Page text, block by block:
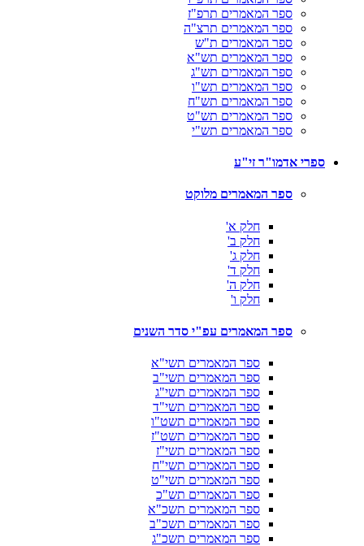
ספר המאמרים תרפ"ז
ספר המאמרים תרצ"ה
ספר המאמרים ת"ש
ספר המאמרים תש"א
ספר המאמרים תש"ג
ספר המאמרים תש"ו
ספר המאמרים תש"ח
ספר המאמרים תש"ט
ספר המאמרים תש"י
ספרי אדמו"ר זי"ע
ספר המאמרים מלוקט
חלק א'
חלק ב'
חלק ג'
חלק ד'
חלק ה'
חלק ו'
ספר המאמרים עפ"י סדר השנים
ספר המאמרים תשי"א
ספר המאמרים תשי"ב
ספר המאמרים תשי"ג
ספר המאמרים תשי"ד
ספר המאמרים תשט"ו
ספר המאמרים תשט"ז
ספר המאמרים תשי"ז
ספר המאמרים תשי"ח
ספר המאמרים תשי"ט
ספר המאמרים תש"כ
ספר המאמרים תשכ"א
ספר המאמרים תשכ"ב
ספר המאמרים תשכ"ג